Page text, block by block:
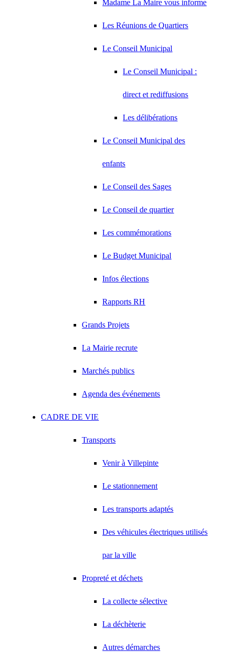
Madame La Maire vous informe
Les Réunions de Quartiers
Le Conseil Municipal
Le Conseil Municipal :
direct et rediffusions
Les délibérations
Le Conseil Municipal des
enfants
Le Conseil des Sages
Le Conseil de quartier
Les commémorations
Le Budget Municipal
Infos élections
Rapports RH
Grands Projets
La Mairie recrute
Marchés publics
Agenda des événements
CADRE DE VIE
Transports
Venir à Villepinte
Le stationnement
Les transports adaptés
Des véhicules électriques utilisés
par la ville
Propreté et déchets
La collecte sélective
La déchèterie
Autres démarches